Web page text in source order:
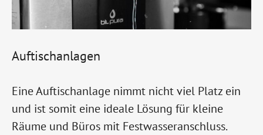
Auftischanlagen
Eine Auftischanlage nimmt nicht viel Platz ein
und ist somit eine ideale Lösung für kleine
Räume und Büros mit Festwasseranschluss.